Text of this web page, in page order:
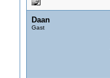
Daan
Gast